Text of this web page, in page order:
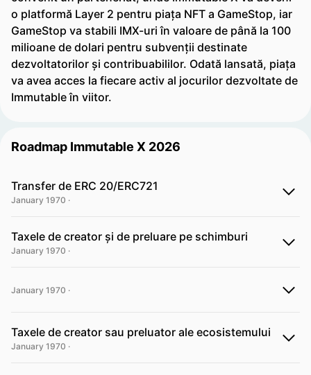
o platformă Layer 2 pentru piața NFT a GameStop, iar
GameStop va stabili IMX-uri în valoare de până la 100
milioane de dolari pentru subvenții destinate
dezvoltatorilor și contribuabililor. Odată lansată, piața
va avea acces la fiecare activ al jocurilor dezvoltate de
Immutable în viitor.
Roadmap Immutable X 2026
Transfer de ERC 20/ERC721
January 1970 ·
Taxele de creator și de preluare pe schimburi
January 1970 ·
January 1970 ·
Taxele de creator sau preluator ale ecosistemului
January 1970 ·